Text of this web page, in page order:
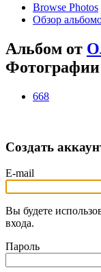
Browse Photos
Обзор
Альбом от
668
Создать
E-mail
Вы будете
входа.
Пароль